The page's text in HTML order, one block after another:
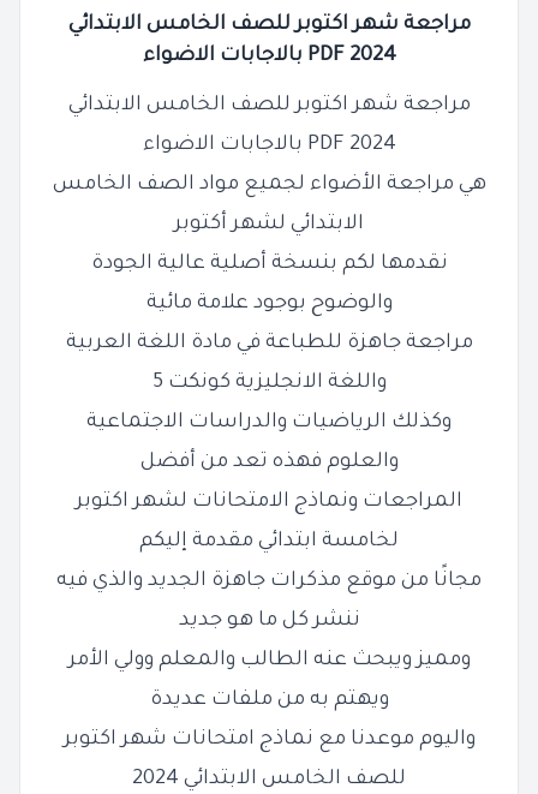
مراجعة شهر اكتوبر للصف الخامس الابتدائي
2024 PDF بالاجابات الاضواء
مراجعة شهر اكتوبر للصف الخامس الابتدائي
2024 PDF بالاجابات الاضواء
هي مراجعة الأضواء لجميع مواد الصف الخامس
الابتدائي لشهر أكتوبر
نقدمها لكم بنسخة أصلية عالية الجودة
والوضوح بوجود علامة مائية
مراجعة جاهزة للطباعة في مادة اللغة العربية
واللغة الانجليزية كونكت 5
وكذلك الرياضيات والدراسات الاجتماعية
والعلوم فهذه تعد من أفضل
المراجعات ونماذج الامتحانات لشهر اكتوبر
لخامسة ابتدائي مقدمة إليكم
مجانًا من موقع مذكرات جاهزة الجديد والذي فيه
ننشر كل ما هو جديد
ومميز ويبحث عنه الطالب والمعلم وولي الأمر
ويهتم به من ملفات عديدة
واليوم موعدنا مع نماذج امتحانات شهر اكتوبر
للصف الخامس الابتدائي 2024